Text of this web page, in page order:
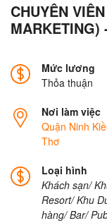
CHUYÊN
MARKETING)
Mức lương
Thỏa thuận
Nơi làm việc
Quận Ninh
Thơ
Loại hình
Khách sạn/
Resort/ Khu
hàng/ Bar/